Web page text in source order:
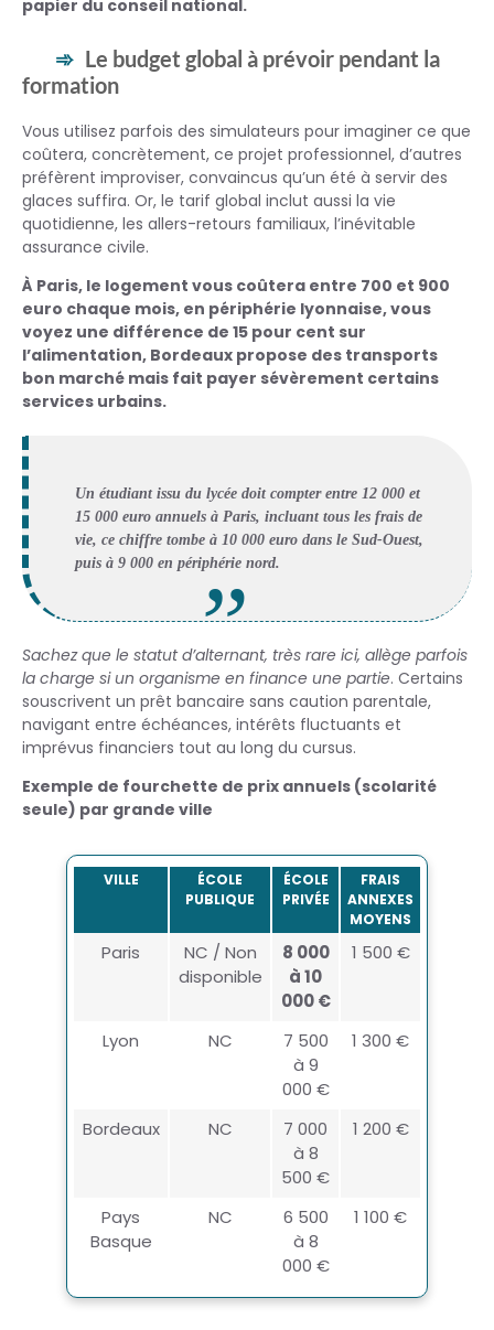
papier du conseil national.
Le budget global à prévoir pendant la
formation
Vous utilisez parfois des simulateurs pour imaginer ce que
coûtera, concrètement, ce projet professionnel, d’autres
préfèrent improviser, convaincus qu’un été à servir des
glaces suffira. Or, le tarif global inclut aussi la vie
quotidienne, les allers-retours familiaux, l’inévitable
assurance civile.
À Paris, le logement vous coûtera entre 700 et 900
euro chaque mois, en périphérie lyonnaise, vous
voyez une différence de 15 pour cent sur
l’alimentation, Bordeaux propose des transports
bon marché mais fait payer sévèrement certains
services urbains.
Un étudiant issu du lycée doit compter entre 12 000 et
15 000 euro annuels à Paris, incluant tous les frais de
vie, ce chiffre tombe à 10 000 euro dans le Sud-Ouest,
puis à 9 000 en périphérie nord.
Sachez que le statut d’alternant, très rare ici, allège parfois
la charge si un organisme en finance une partie. Certains
souscrivent un prêt bancaire sans caution parentale,
navigant entre échéances, intérêts fluctuants et
imprévus financiers tout au long du cursus.
Exemple de fourchette de prix annuels (scolarité
seule) par grande ville
VILLE
ÉCOLE
PUBLIQUE
ÉCOLE
PRIVÉE
FRAIS
ANNEXES
MOYENS
Paris
NC / Non
disponible
8 000
à 10
000 €
1 500 €
Lyon NC
7 500
à 9
000 €
1 300 €
Bordeaux NC
7 000
à 8
500 €
1 200 €
Pays
Basque
NC
6 500
à 8
000 €
1 100 €